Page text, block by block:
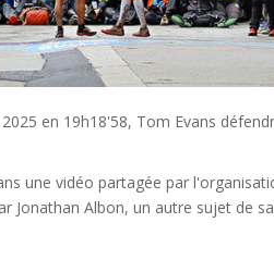
en 19h18'58, Tom Evans
une vidéo partagée par
Jonathan Albon, un autre sujet de